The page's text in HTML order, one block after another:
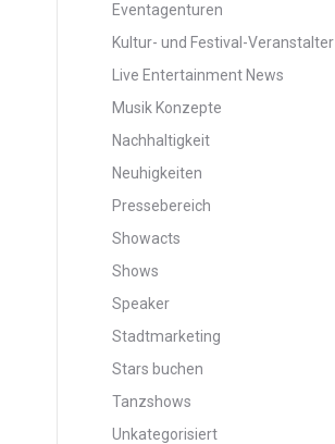
Eventagenturen
Kultur- und Festival-Veranstalter
Live Entertainment News
Musik Konzepte
Nachhaltigkeit
Neuhigkeiten
Pressebereich
Showacts
Shows
Speaker
Stadtmarketing
Stars buchen
Tanzshows
Unkategorisiert